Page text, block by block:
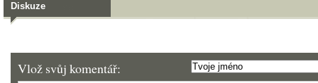
Diskuze
Vlož svůj komentář: